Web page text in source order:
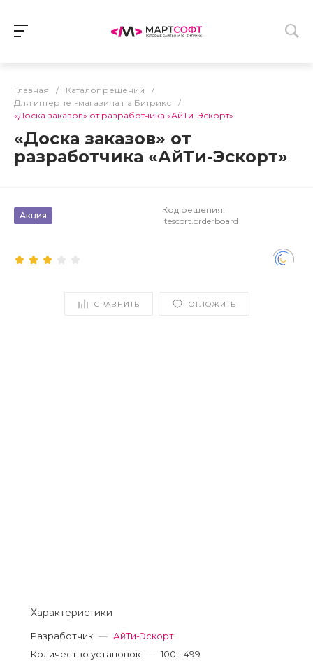
Главная / Каталог решений
/
Для интернет-магазина на Битрикс
/
«Доска заказов» от разработчика «АйТи-Эскорт»
«Доска заказов» от
разработчика «АйТи-Эскорт»
Акция
Код решения:
itescort.orderboard
СРАВНИТЬ ОТЛОЖИТЬ
Характеристики
Разработчик — АйТи-Эскорт
Количество установок — 100 - 499